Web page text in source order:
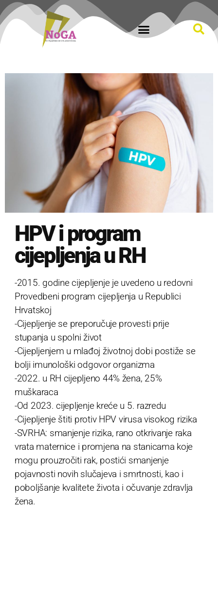
HPV i program
cijepljenja u RH
-2015. godine cijepljenje je uvedeno u redovni
Provedbeni program cijepljenja u Republici
Hrvatskoj
-Cijepljenje se preporučuje provesti prije
stupanja u spolni život
-Cijepljenjem u mlađoj životnoj dobi postiže se
bolji imunološki odgovor organizma
-2022. u RH cijepljeno 44% žena, 25%
muškaraca
-Od 2023. cijepljenje kreće u 5. razredu
-Cijepljenje štiti protiv HPV virusa visokog rizika
-SVRHA: smanjenje rizika, rano otkrivanje raka
vrata maternice i promjena na stanicama koje
mogu prouzročiti rak, postići smanjenje
pojavnosti novih slučajeva i smrtnosti, kao i
poboljšanje kvalitete života i očuvanje zdravlja
žena.